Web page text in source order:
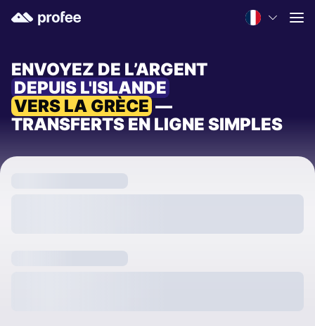
ENVOYEZ DE L’ARGENT
DEPUIS L'ISLANDE
VERS LA GRÈCE —
TRANSFERTS EN LIGNE SIMPLES